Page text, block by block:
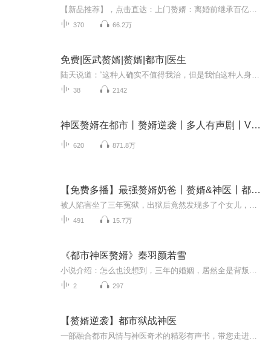
370 66.2万
免费|医武赘婿|赘婿|都市|医生
38 2142
神医赘婿在都市丨赘婿逆袭丨多人有声剧丨VIP免费
620 871.8万
【免费多播】最强赘婿奶爸丨赘婿&神医丨都市爽文
491 15.7万
《都市神医赘婿》秦羽颜若雪
2 297
【赘婿逆袭】都市狱战神医